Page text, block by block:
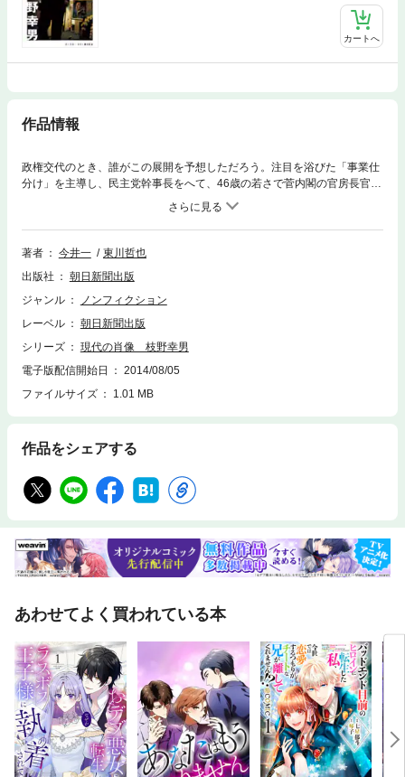
カートへ
作品情報
政権交代のとき、誰がこの展開を予想しただろう。注目を浴びた「事業仕
分け」を主導し、民主党幹事長をへて、46歳の若さで菅内閣の官房長官へ
と要職を歴任。そのさなかに東日本大震災と原発事故が起こり、内閣支持
率は急落する。市民政治家から政権中枢に上り詰めた男が、党も政権も音
をたてて崩れていく渦中で、本音を語った。
著者
今井一
東川哲也
出版社
朝日新聞出版
ジャンル
ノンフィクション
レーベル
朝日新聞出版
シリーズ
現代の肖像 枝野幸男
電子版配信開始日
2014/08/05
ファイルサイズ
1.01 MB
作品をシェアする
あわせてよく買われている本